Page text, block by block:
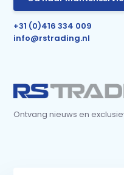
+31 (0)416 334 009
info@rstrading.nl
Ontvang nieuws en